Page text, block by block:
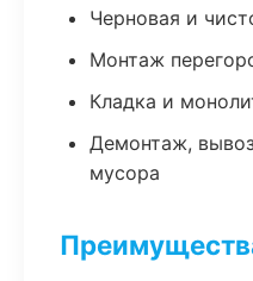
Черновая и
Монтаж
Кладка и
Демонтаж,
мусора